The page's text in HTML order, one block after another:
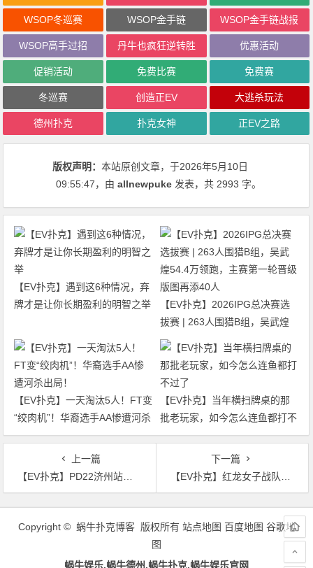
WSOP冬巡赛 WSOP金手链 WSOP金手链战报
WSOP高手过招 丹牛也疯狂逆转胜 优惠活动
促销活动 免费比赛 免费赛
冬巡赛 创造正EV 大逃杀玩法
德州扑克 扑克女神 正EV之路
版权声明：本站原创文章，于2026年5月10日
09:55:47，由allnewpuke 发表，共 2993 字。
【EV扑克】遇到这6种情况，弃
牌才是让你长期盈利的明智之举
【EV扑克】2026IPG总决赛选
拔赛 | 263人围猎B组，吴武煌
54.4万领跑，主赛第一轮晋级版
【EV扑克】一天淘汰5人！FT变
“绞肉机”！华裔选手AA惨遭河杀
出局！
【EV扑克】当年横扫牌桌的那
批老玩家，如今怎么连鱼都打不
过了
上一篇
【EV扑克】PD22济州站｜Q4幸运手牌两度立功，蒋欣欣惊险夺得单日豪客赛冠军！主赛30人晋级Day3
下一篇
【EV扑克】红龙女子战队Kitty采访上线 实力女将发声 致敬女性扑克力量
文
Copyright © 蜗牛扑克博客 版权所有 站点地图 百度地图 谷歌地
图
蜗牛娱乐,蜗牛德州,蜗牛扑克,蜗牛娱乐官网